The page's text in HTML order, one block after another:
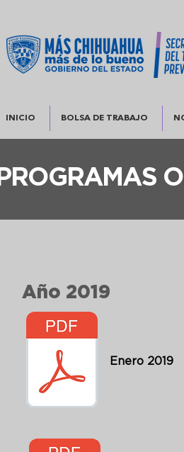
INICIO BOLSA DE TRABAJO
PROGRAMAS
Año 2019
Enero 2019